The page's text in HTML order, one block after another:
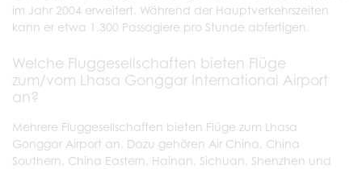
im Jahr 2004 erweitert. Während der Hauptverkehrszeiten
kann er etwa 1.300 Passagiere pro Stunde abfertigen.
Welche Fluggesellschaften bieten Flüge
zum/vom Lhasa Gonggar International Airport
an?
Mehrere Fluggesellschaften bieten Flüge zum Lhasa
Gonggar Airport an. Dazu gehören Air China, China
Southern, China Eastern, Hainan, Sichuan, Shenzhen und